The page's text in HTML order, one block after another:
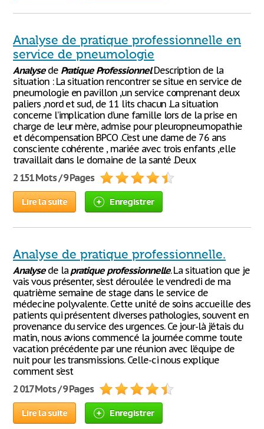
Analyse de pratique professionnelle en
service de pneumologie
Analysede Pratique ProfessionnelDescription de la
situation : La situation rencontrer se situe en service de
pneumologie en pavillon ,un service comprenant deux
paliers ,nord et sud, de 11 lits chacun .La situation
concerne l’implication d’une famille lors de la prise en
charge de leur mère, admise pour pleuropneumopathie
et décompensation BPCO .C’est une dame de 76 ans
consciente cohérente , mariée avec trois enfants ,elle
travaillait dans le domaine de la santé .Deux
2 151 Mots / 9 Pages
Lire la suite Enregistrer
Analyse de pratique professionnelle.
Analysede la pratique professionnelle. La situation que je
vais vous présenter, s’est déroulée le vendredi de ma
quatrième semaine de stage dans le service de
médecine polyvalente. Cette unité de soins accueille des
patients qui présentent diverses pathologies, souvent en
provenance du service des urgences. Ce jour-là j’étais du
matin, nous avions commencé la journée comme toute
vacation précédente par une réunion avec l’équipe de
nuit pour les transmissions. Celle-ci nous explique
comment s’est
2 017 Mots / 9 Pages
Lire la suite Enregistrer